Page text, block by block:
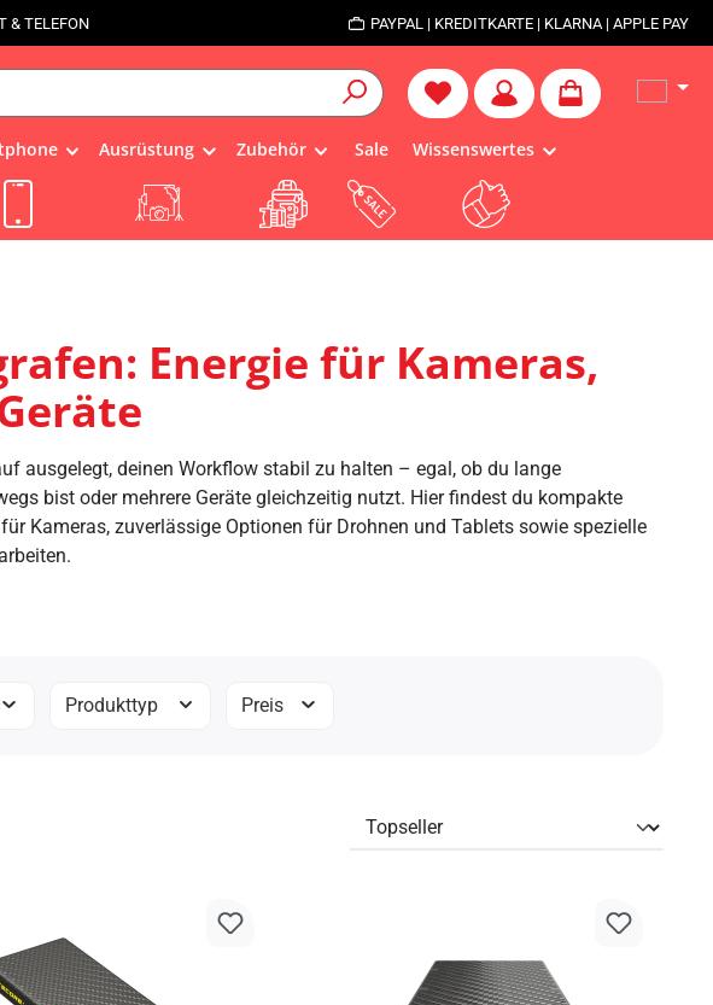
& TELEFON PAYPAL | KREDITKARTE | KLARNA | APPLE PAY
Du hast 0 Produkte auf dem
Ausrüstung Zubehör Sale Wissenswertes
Energie für Kameras,
ausgelegt, deinen Workflow stabil zu halten – egal, ob du lange
bist oder mehrere Geräte gleichzeitig nutzt. Hier findest du kompakte
Kameras, zuverlässige Optionen für Drohnen und Tablets sowie spezielle
Produkttyp Preis